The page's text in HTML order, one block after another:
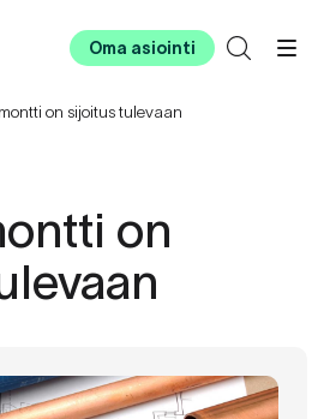
Oma asiointi
on sijoitus tulevaan
on